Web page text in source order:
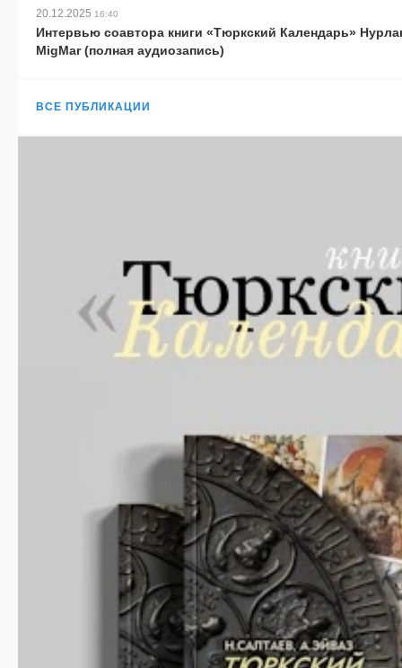
20.12.2025 16:40
Интервью соавтора книги «Тюркский Календарь»
MigMar (полная аудиозапись)
ВСЕ ПУБЛИКАЦИИ